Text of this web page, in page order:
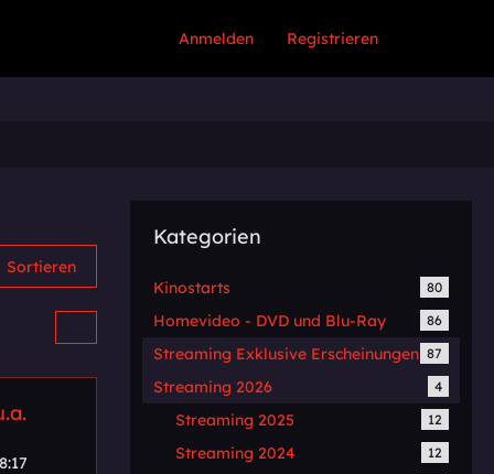
Anmelden Registrieren
Sortieren
Kategorien
Kinostarts 80
Homevideo - DVD und Blu-Ray 86
Streaming Exklusive Erscheinungen 87
Streaming 2026 4
Streaming 2025 12
Streaming 2024 12